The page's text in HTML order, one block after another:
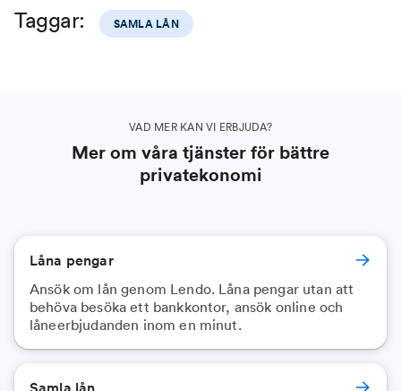
Taggar: SAMLA LÅN
VAD MER KAN VI ERBJUDA?
Mer om våra tjänster för bättre
privatekonomi
Låna pengar
Ansök om lån genom Lendo. Låna pengar utan att
behöva besöka ett bankkontor, ansök online och
låneerbjudanden inom en minut.
Samla lån